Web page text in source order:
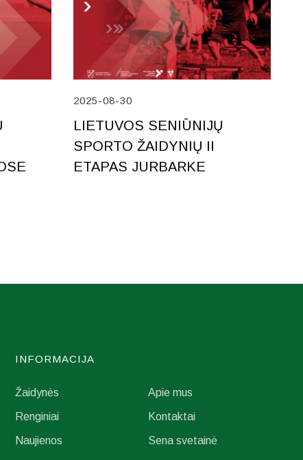
2025-08-30
LIETUVOS SENIŪNIJŲ
SPORTO ŽAIDYNIŲ II
ETAPAS JURBARKE
INFORMACIJA
Žaidynės
Renginiai
Naujienos
Apie mus
Kontaktai
Sena svetainė